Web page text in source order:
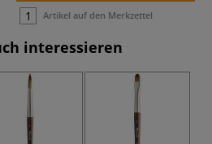
Artikel auf den Merkzettel
interessieren